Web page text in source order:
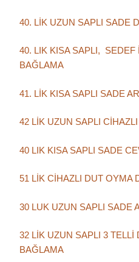
40. LİK UZUN SAPLI SADE
40. LIK KISA SAPLI, SEDEF
BAĞLAMA
41. LİK KISA SAPLI SADE
42 LİK UZUN SAPLI
40 LIK KISA SAPLI SADE
51 LİK CİHAZLI DUT OYMA
30 LUK UZUN SAPLI SADE
32 LİK UZUN SAPLI 3 TELLİ
BAĞLAMA